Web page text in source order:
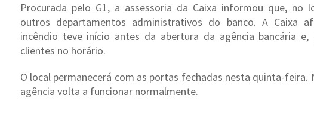
Procurada pelo G1, a assessoria da Caixa informou que, no
outros departamentos administrativos do banco. A Caixa
incêndio teve início antes da abertura da agência bancária
clientes no horário.
O local permanecerá com as portas fechadas nesta quinta-feira.
agência volta a funcionar normalmente.